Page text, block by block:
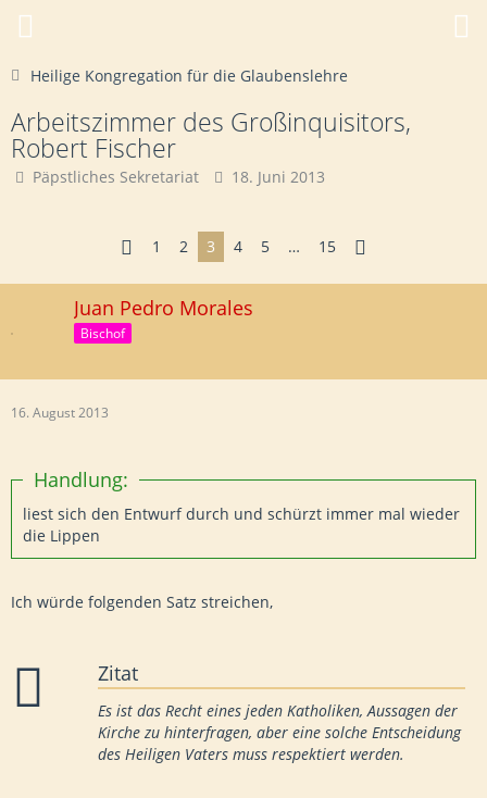
Heilige Kongregation für die Glaubenslehre
Arbeitszimmer des Großinquisitors,
Robert Fischer
Päpstliches Sekretariat 18. Juni 2013
1 2 3 4 5 … 15
Juan Pedro Morales
Bischof
16. August 2013
Handlung:
liest sich den Entwurf durch und schürzt immer mal wieder
die Lippen
Ich würde folgenden Satz streichen,
Zitat
Es ist das Recht eines jeden Katholiken, Aussagen der
Kirche zu hinterfragen, aber eine solche Entscheidung
des Heiligen Vaters muss respektiert werden.